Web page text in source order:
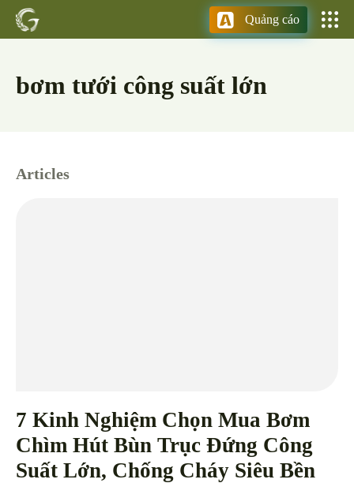
Quảng cáo
bơm tưới công suất lớn
Articles
7 Kinh Nghiệm Chọn Mua Bơm
Chìm Hút Bùn Trục Đứng Công
Suất Lớn, Chống Cháy Siêu Bền